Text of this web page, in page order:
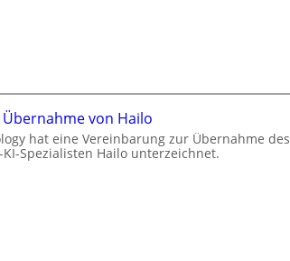
von Hailo
hat eine Vereinbarung zur Übernahme des
Spezialisten Hailo unterzeichnet.